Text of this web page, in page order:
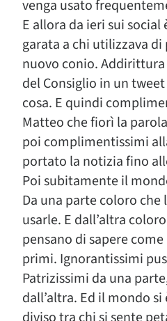
venga usato
E allora da ieri sui
garata a chi utilizzava di
nuovo conio.
del Consiglio in un
cosa. E quindi
Matteo che fiorì la
poi complimentissimi
portato la notizia fino
Poi subitamente il
Da una parte coloro
usarle. E dall’altra
pensano di sapere
primi. Ignorantissimi
Patrizissimi da una
dall’altra. Ed il mondo